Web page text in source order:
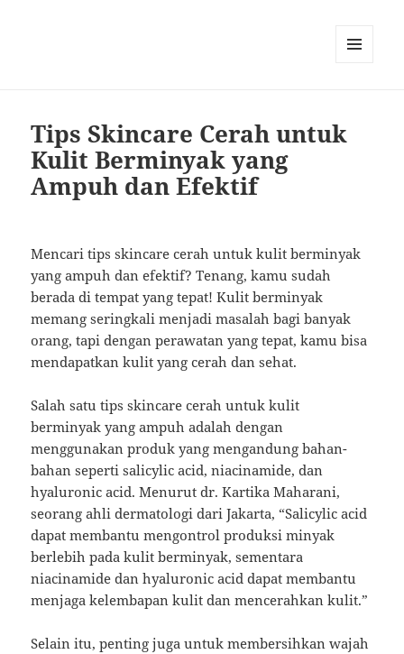
Tips Skincare Cerah untuk
Kulit Berminyak yang
Ampuh dan Efektif
Mencari tips skincare cerah untuk kulit berminyak
yang ampuh dan efektif? Tenang, kamu sudah
berada di tempat yang tepat! Kulit berminyak
memang seringkali menjadi masalah bagi banyak
orang, tapi dengan perawatan yang tepat, kamu bisa
mendapatkan kulit yang cerah dan sehat.
Salah satu tips skincare cerah untuk kulit
berminyak yang ampuh adalah dengan
menggunakan produk yang mengandung bahan-
bahan seperti salicylic acid, niacinamide, dan
hyaluronic acid. Menurut dr. Kartika Maharani,
seorang ahli dermatologi dari Jakarta, “Salicylic acid
dapat membantu mengontrol produksi minyak
berlebih pada kulit berminyak, sementara
niacinamide dan hyaluronic acid dapat membantu
menjaga kelembapan kulit dan mencerahkan kulit.”
Selain itu, penting juga untuk membersihkan wajah